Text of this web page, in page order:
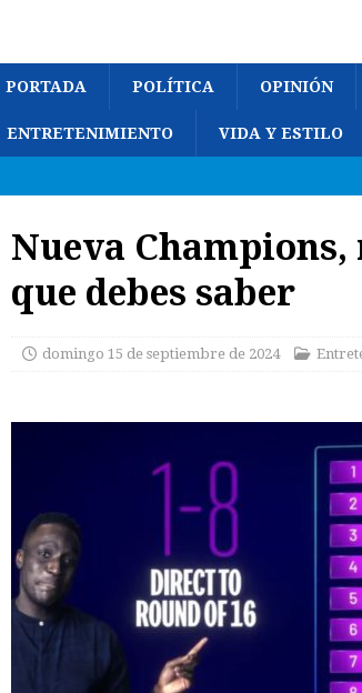
PORTADA POLÍTICA OPINIÓN
ENTRETENIMIENTO VIDA Y ESTILO
Nueva
que debes saber
domingo 15 de septiembre de 2024